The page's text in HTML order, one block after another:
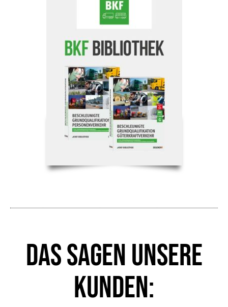
Das sagen unsere
Kunden: